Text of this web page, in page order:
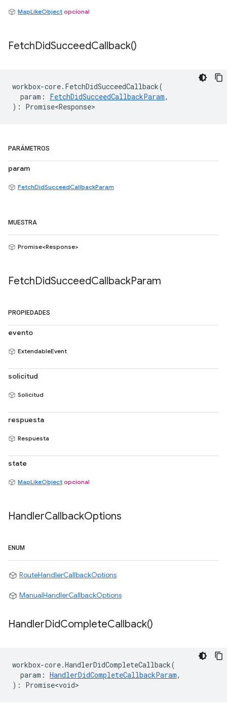
MapLikeObject opcional
FetchDidSucceedCallback()
workbox-core. FetchDidSucceedCallback(
param : FetchDidSucceedCallbackParam,
) : Promise<Response>
PARÁMETROS
param
FetchDidSucceedCallbackParam
MUESTRA
Promise<Response>
FetchDidSucceedCallbackParam
PROPIEDADES
evento
ExtendableEvent
solicitud
Solicitud
respuesta
Respuesta
state
MapLikeObject opcional
HandlerCallbackOptions
ENUM
RouteHandlerCallbackOptions
ManualHandlerCallbackOptions
HandlerDidCompleteCallback()
workbox-core.HandlerDidCompleteCallback(
param : HandlerDidCompleteCallbackParam,
) : Promise<void>